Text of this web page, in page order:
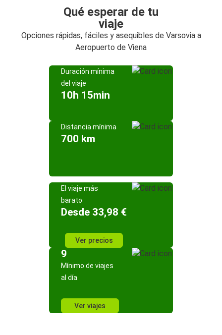
Qué esperar de tu
viaje
Opciones rápidas, fáciles y asequibles de Varsovia a
Aeropuerto de Viena
Duración mínima
del viaje
10h 15min
Distancia mínima
700 km
El viaje más
barato
Desde 33,98 €
Ver precios
9
Mínimo de viajes
al día
Ver viajes